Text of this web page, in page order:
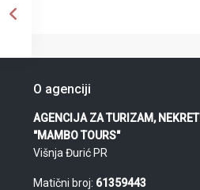
O agenciji
AGENCIJA ZA TURIZAM,
"MAMBO TOURS"
Višnja Đurić PR
Matični broj: 61359443